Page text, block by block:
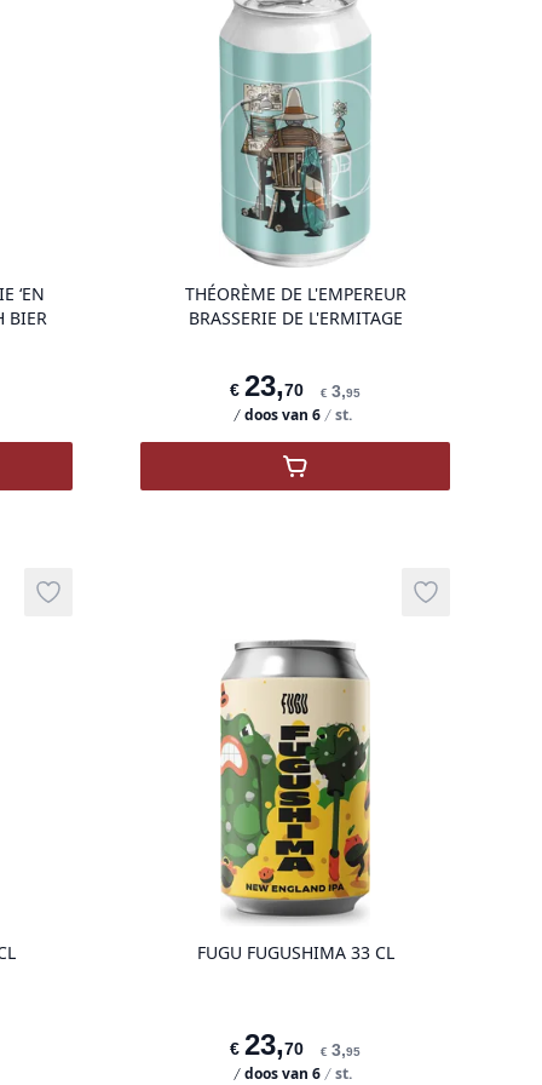
‘EN
BIER
product variant items in cart, view bag
NEUS Brasserie ‘En Stoemelings’ - Belgisch bier
THÉORÈME DE L'EMPEREUR
BRASSERIE DE L'ERMITAGE
€ 23,70
doos van 6
€ 3,95
st.
,Théorème de l'empereur
Add to wishlist
product variant items in cart, view bag
FUGU FUGUSHIMA 33 CL
€ 23,70
doos van 6
€ 3,95
st.
Add to